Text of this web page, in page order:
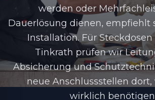
werden oder
Dauerlösung dienen, empfiehlt
Installation. Für
Tinkrath prüfen wir
Absicherung und
neue Anschlussstellen dort,
wirklich